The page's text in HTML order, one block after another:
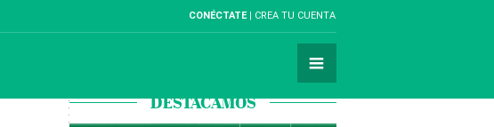
CONÉCTATE CREA TU CUENTA
DESTACAMOS